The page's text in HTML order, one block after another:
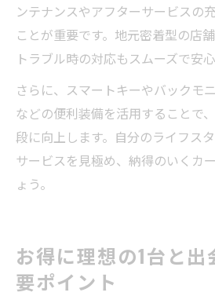
ンテナンスやアフターサービスの
ことが重要です。地元密着型の店
トラブル時の対応もスムーズで安
さらに、スマートキーやバックモ
などの便利装備を活用することで
段に向上します。自分のライフス
サービスを見極め、納得のいくカ
ょう。
お得に理想の1台と
要ポイント